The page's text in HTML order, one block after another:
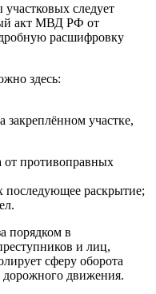
следует
акт МВД РФ от
расшифровку
здесь:
участке,
от противоправных
последующее раскрытие;
порядком в
и лиц,
сферу оборота
дорожного движения.